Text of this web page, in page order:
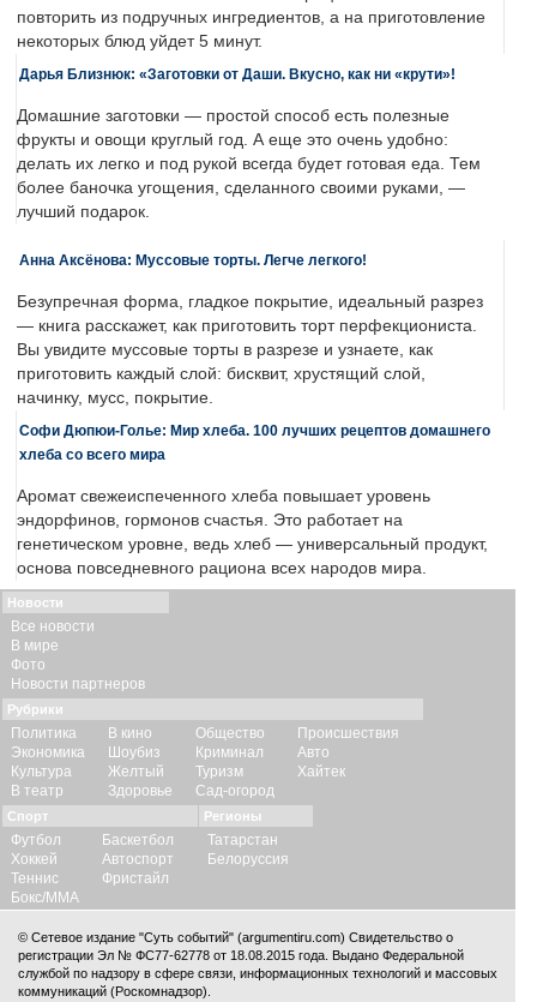
повторить из подручных ингредиентов, а на приготовление
некоторых блюд уйдет 5 минут.
Дарья Близнюк: «Заготовки от Даши. Вкусно, как ни «крути»!
Домашние заготовки — простой способ есть полезные
фрукты и овощи круглый год. А еще это очень удобно:
делать их легко и под рукой всегда будет готовая еда. Тем
более баночка угощения, сделанного своими руками, —
лучший подарок.
Анна Аксёнова: Муссовые торты. Легче легкого!
Безупречная форма, гладкое покрытие, идеальный разрез
— книга расскажет, как приготовить торт перфекциониста.
Вы увидите муссовые торты в разрезе и узнаете, как
приготовить каждый слой: бисквит, хрустящий слой,
начинку, мусс, покрытие.
Софи Дюпюи-Голье: Мир хлеба. 100 лучших рецептов домашнего
хлеба со всего мира
Аромат свежеиспеченного хлеба повышает уровень
эндорфинов, гормонов счастья. Это работает на
генетическом уровне, ведь хлеб — универсальный продукт,
основа повседневного рациона всех народов мира.
Новости
Все новости
В мире
Фото
Новости партнеров
Рубрики
Политика
Экономика
Культура
В театр
В кино
Шоубиз
Желтый
Здоровье
Общество
Криминал
Туризм
Сад-огород
Происшествия
Авто
Хайтек
Спорт
Футбол
Хоккей
Теннис
Бокс/ММА
Баскетбол
Автоспорт
Фристайл
Регионы
Татарстан
Белоруссия
© Сетевое издание "Суть событий" (argumentiru.com) Свидетельство о
регистрации Эл № ФС77-62778 от 18.08.2015 года. Выдано Федеральной
службой по надзору в сфере связи, информационных технологий и массовых
коммуникаций (Роскомнадзор).